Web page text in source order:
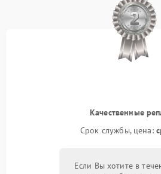
Качественные
Срок службы, цена:
Если Вы хотите в